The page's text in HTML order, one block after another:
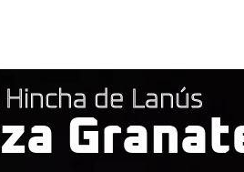
de Lanús